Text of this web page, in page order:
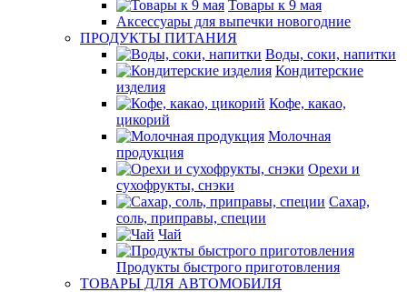
Товары к 9 мая
Аксессуары для выпечки новогодние
ПРОДУКТЫ ПИТАНИЯ
Воды, соки, напитки
Кондитерские
изделия
Кофе, какао,
цикорий
Молочная
продукция
Орехи и
сухофрукты, снэки
Сахар,
соль, приправы, специи
Чай
Продукты быстрого приготовления
ТОВАРЫ ДЛЯ АВТОМОБИЛЯ